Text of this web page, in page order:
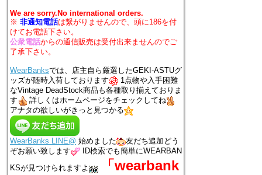
We are sorry.No international orders.
※ 非通知電話は繋がりませんので、頭に186を付
けてお電話下さい。
公衆電話からの通信販売は受付出来ませんのでご
了承下さい。
WearBanksでは、店主自ら厳選したGEKI-ASTUグ
ッズが随時入荷しております
1点物や入手困難
なVintage DeadStock商品も各種取り揃えておりま
す
詳しくはホームページをチェックしてね
アナタの欲しいがきっと見つかる
WearBanks LINE@ 始めました
友だち追加どう
ぞお願い致します
ID検索でも簡単にWEARBAN
KSが見つけられますよ
「wearbank